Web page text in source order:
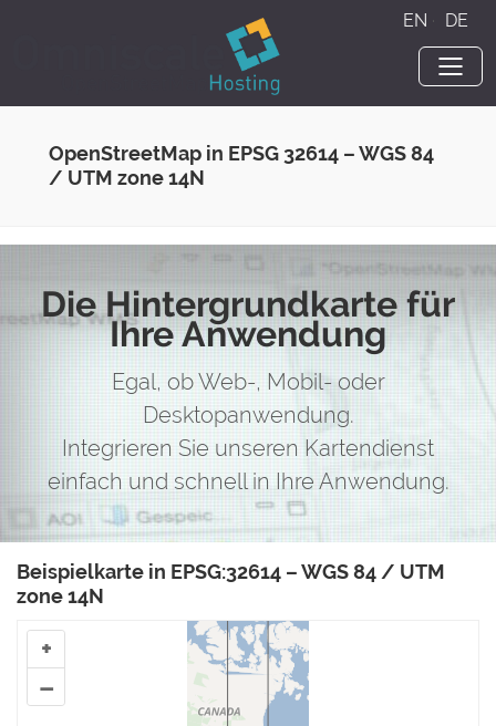
EN · DE
OpenStreetMap in EPSG 32614 – WGS 84
/ UTM zone 14N
Die Hintergrundkarte für
Ihre Anwendung
Egal, ob Web-, Mobil- oder
Desktopanwendung.
Integrieren Sie unseren Kartendienst
einfach und schnell in Ihre Anwendung.
Beispielkarte in EPSG:32614 – WGS 84 / UTM
zone 14N
+
–